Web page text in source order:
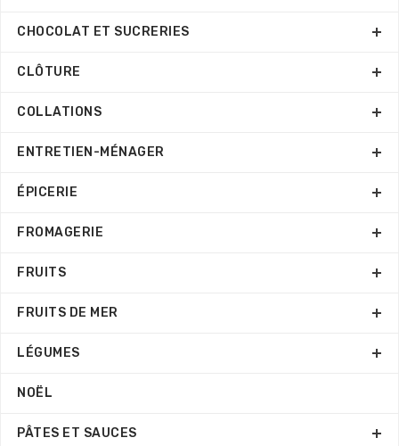
CHOCOLAT ET SUCRERIES
CLÔTURE
COLLATIONS
ENTRETIEN-MÉNAGER
ÉPICERIE
FROMAGERIE
FRUITS
FRUITS DE MER
LÉGUMES
NOËL
PÂTES ET SAUCES